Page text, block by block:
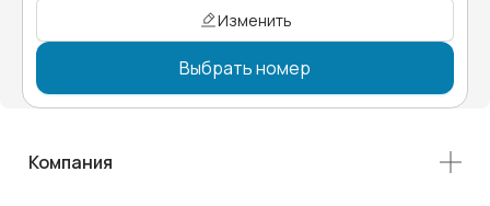
Изменить
Выбрать номер
Компания